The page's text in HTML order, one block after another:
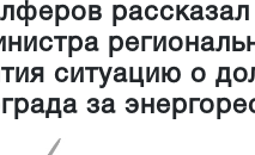
рассказал
ситуацию о
за